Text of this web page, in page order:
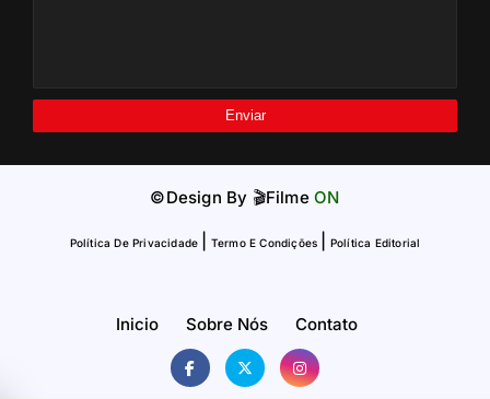
©Design By 🎬Filme ON
Política De Privacidade Termo E Condições Política Editorial
Inicio Sobre Nós Contato